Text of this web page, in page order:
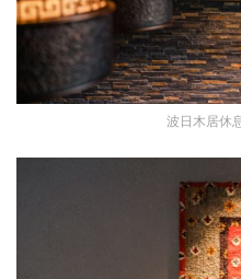
波日木居休